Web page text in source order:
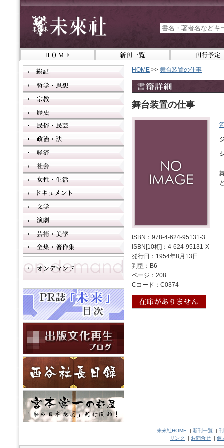
HOME >> 舞台装置の仕事
舞台装置の仕事
ISBN：978-4-624-95131-3
ISBN[10桁]：4-624-95131-X
発行日：1954年8月13日
判型：B6
ページ：208
Cコード：C0374
未來社HOME | 新刊一覧 |
リンク
| お問合せ | 個